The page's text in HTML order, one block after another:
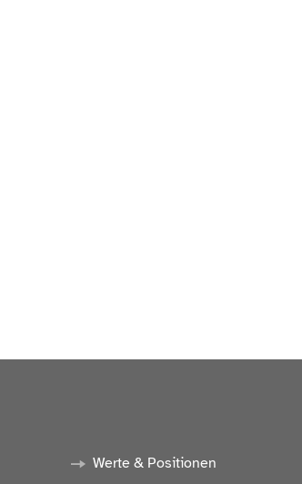
Werte & Positionen